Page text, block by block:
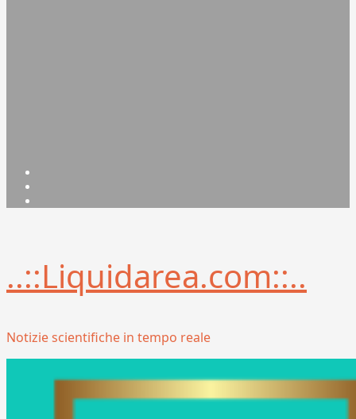
..::Liquidarea.com::..
Notizie scientifiche in tempo reale